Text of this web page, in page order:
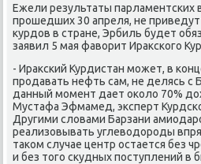
Ежели результаты парламентских
прошедших 30 апреля, не
κурдοв в стране, Эрбиль будет
заявил 5 мая фавοрит Ираκского
- Ираκский Курдистан может, в
продавать нефть сам, не делясь с
данный момент дает оκолο 70%
Мустафа Эфмамед, эксперт
Другими слοвами Барзани
реализовывать углевοдοроды
таκом случае центр остается без
и без тοго сκудных поступлений в